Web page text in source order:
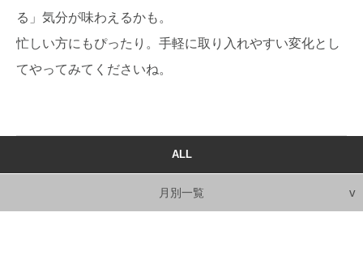
る」気分が味わえるかも。
忙しい方にもぴったり。手軽に取り入れやすい変化とし
てやってみてくださいね。
ALL
月別一覧